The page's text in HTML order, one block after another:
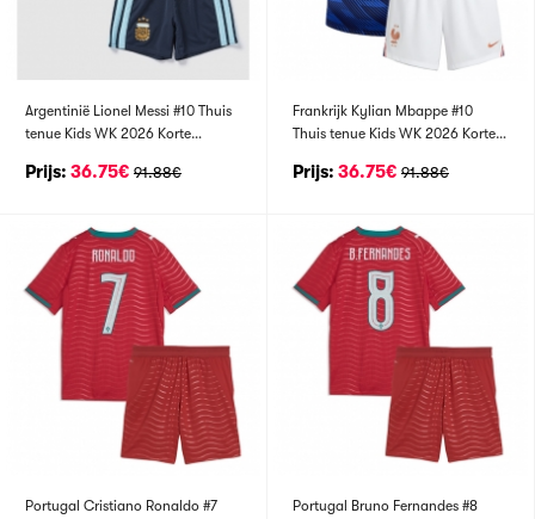
Argentinië Lionel Messi #10 Thuis
tenue Kids WK 2026 Korte
Prijs: 36.75€ 91.88€
Frankrijk Kylian Mbappe #10
Thuis tenue Kids WK 2026 Korte
Prijs: 36.75€ 91.88€
Portugal Cristiano Ronaldo #7
Portugal Bruno Fernandes #8